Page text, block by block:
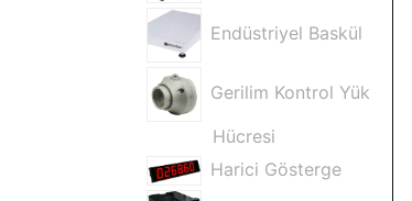
Endüstriyel Baskül
Gerilim Kontrol Yük
Hücresi
Harici Gösterge